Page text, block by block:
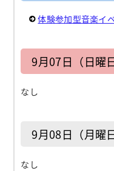
体験参加型音楽イ
9月07日（日曜日
なし
9月08日（月曜日
なし